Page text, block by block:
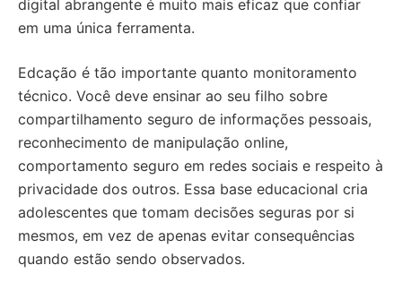
digital abrangente é muito mais eficaz que confiar
em uma única ferramenta.
Edcação é tão importante quanto monitoramento
técnico. Você deve ensinar ao seu filho sobre
compartilhamento seguro de informações pessoais,
reconhecimento de manipulação online,
comportamento seguro em redes sociais e respeito à
privacidade dos outros. Essa base educacional cria
adolescentes que tomam decisões seguras por si
mesmos, em vez de apenas evitar consequências
quando estão sendo observados.